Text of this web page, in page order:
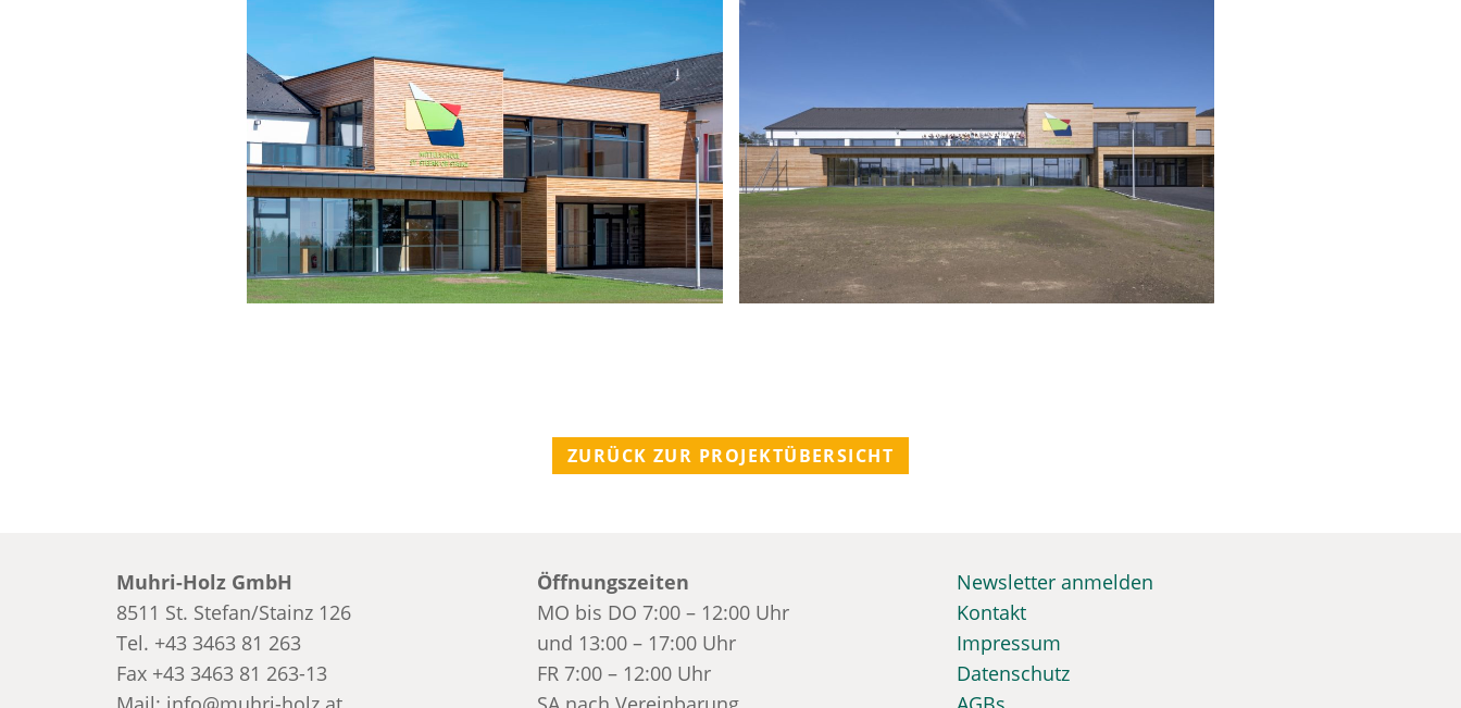
ZURÜCK ZUR PROJEKTÜBERSICHT
Muhri-Holz GmbH
8511 St. Stefan/Stainz 126
Tel. +43 3463 81 263
Fax +43 3463 81 263-13
Öffnungszeiten
MO bis DO 7:00 – 12:00 Uhr
und 13:00 – 17:00 Uhr
FR 7:00 – 12:00 Uhr
Newsletter anmelden
Kontakt
Impressum
Datenschutz